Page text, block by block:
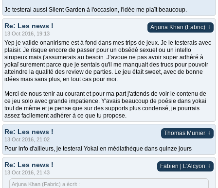
Je testerai aussi Silent Garden à l'occasion, l'idée me plaît beaucoup.
Arjuna Khan (Fabric) ↓
Re: Les news !
13 Oct 2016, 19:13
Yep je valide onanirisme est à fond dans mes trips de jeux. Je le testerais avec
plaisir. Je risque encore de passer pour un obsédé sexuel ou un intello
sirupeux mais j'assumerais au besoin. J’avoue ne pas avoir super adhéré à
yokaï surement parce que je sentais qu'il me manquait des trucs pour pouvoir
atteindre la qualité des review de parties. Le jeu était sweet, avec de bonne
idées mais sans plus, en tout cas pour moi.
Merci de nous tenir au courant et pour ma part j'attends de voir le contenu de
ce jeu solo avec grande impatience. Y'avais beaucoup de poésie dans yokai
tout de même et je pense que sur des supports plus condensé, je pourrais
assez facilement adhérer à ce que tu propose.
Thomas Munier ↓
Re: Les news !
13 Oct 2016, 21:02
Pour info d'ailleurs, je testerai Yokai en médiathèque dans quinze jours
Fabien | L'Alcyon ↓
Re: Les news !
13 Oct 2016, 21:43
Arjuna Khan (Fabric) a écrit :